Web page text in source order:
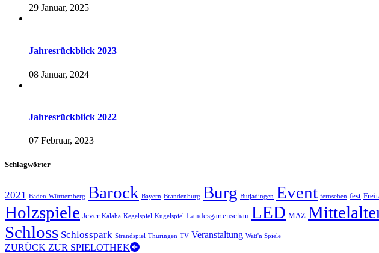
29 Januar, 2025
Jahresrückblick 2023
08 Januar, 2024
Jahresrückblick 2022
07 Februar, 2023
Schlagwörter
2021 Baden-Württemberg Barock Bayern Brandenburg Burg Butjadingen Event fernsehen fest
Holzspiele Jever Kalaha Kegelspiel Kugelspiel Landesgartenschau LED MAZ
Schloss Schlosspark Strandspiel Thüringen TV Veranstaltung Watt'n Spiele
ZURÜCK ZUR SPIELOTHEK